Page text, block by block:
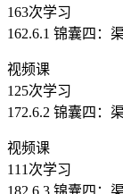
163次学习
162.6.1 锦囊四：
视频课
125次学习
172.6.2 锦囊四：
视频课
111次学习